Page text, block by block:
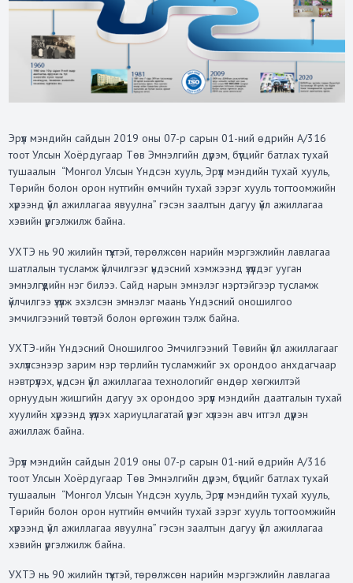
Эрүүл мэндийн сайдын 2019 оны 07-р сарын 01-ний өдрийн А/316
тоот Улсын Хоёрдугаар Төв Эмнэлгийн дүрэм, бүтцийг батлах тухай
тушаалын “Монгол Улсын Үндсэн хууль, Эрүүл мэндийн тухай хууль,
Төрийн болон орон нутгийн өмчийн тухай зэрэг хууль тогтоомжийн
хүрээнд үйл ажиллагаа явуулна” гэсэн заалтын дагуу үйл ажиллагаа
хэвийн үргэлжилж байна.
УХТЭ нь 90 жилийн түүхтэй, төрөлжсөн нарийн мэргэжлийн лавлагаа
шатлалын тусламж үйлчилгээг үндэсний хэмжээнд үзүүлдэг ууган
эмнэлгүүдийн нэг билээ. Сайд нарын эмнэлэг нэртэйгээр тусламж
үйлчилгээ үзүүлж эхэлсэн эмнэлэг маань Үндэсний оношилгоо
эмчилгээний төвтэй болон өргөжин тэлж байна.
УХТЭ-ийн Үндэсний Оношилгоо Эмчилгээний Төвийн үйл ажиллагааг
эхлүүлсэнээр зарим нэр төрлийн тусламжийг эх орондоо анхдагчаар
нэвтрүүлэх, үндсэн үйл ажиллагаа технологийг өндөр хөгжилтэй
орнуудын жишгийн дагуу эх орондоо эрүүл мэндийн даатгалын тухай
хуулийн хүрээнд үзүүлэх хариуцлагатай үүрэг хүлээн авч итгэл дүүрэн
ажиллаж байна.
Эрүүл мэндийн сайдын 2019 оны 07-р сарын 01-ний өдрийн А/316
тоот Улсын Хоёрдугаар Төв Эмнэлгийн дүрэм, бүтцийг батлах тухай
тушаалын “Монгол Улсын Үндсэн хууль, Эрүүл мэндийн тухай хууль,
Төрийн болон орон нутгийн өмчийн тухай зэрэг хууль тогтоомжийн
хүрээнд үйл ажиллагаа явуулна” гэсэн заалтын дагуу үйл ажиллагаа
хэвийн үргэлжилж байна.
УХТЭ нь 90 жилийн түүхтэй, төрөлжсөн нарийн мэргэжлийн лавлагаа